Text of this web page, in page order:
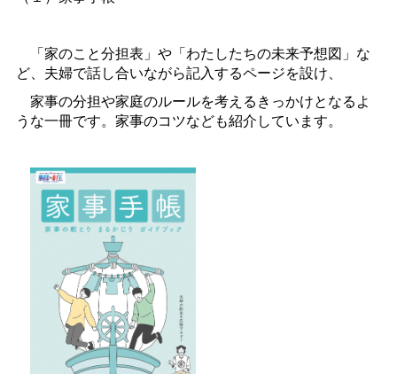
「家のこと分担表」や「わたしたちの未来予想図」な
ど、夫婦で話し合いながら記入するページを設け、
家事の分担や家庭のルールを考えるきっかけとなるよ
うな一冊です。家事のコツなども紹介しています。